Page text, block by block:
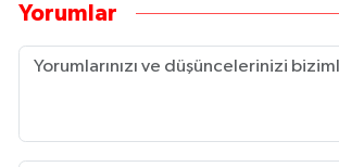
Yorumlar